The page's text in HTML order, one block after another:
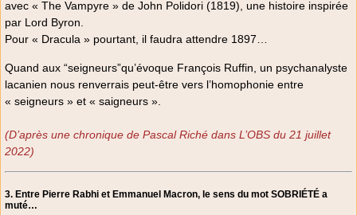
avec « The Vampyre » de John Polidori (1819), une histoire inspirée
par Lord Byron.
Pour « Dracula » pourtant, il faudra attendre 1897…
Quand aux “seigneurs”qu’évoque François Ruffin, un psychanalyste
lacanien nous renverrais peut-être vers l’homophonie entre
« seigneurs » et « saigneurs ».
(D’après une chronique de Pascal Riché dans L’OBS du 21 juillet
2022)
3. Entre Pierre Rabhi et Emmanuel Macron, le sens du mot SOBRIÉTÉ a
muté…